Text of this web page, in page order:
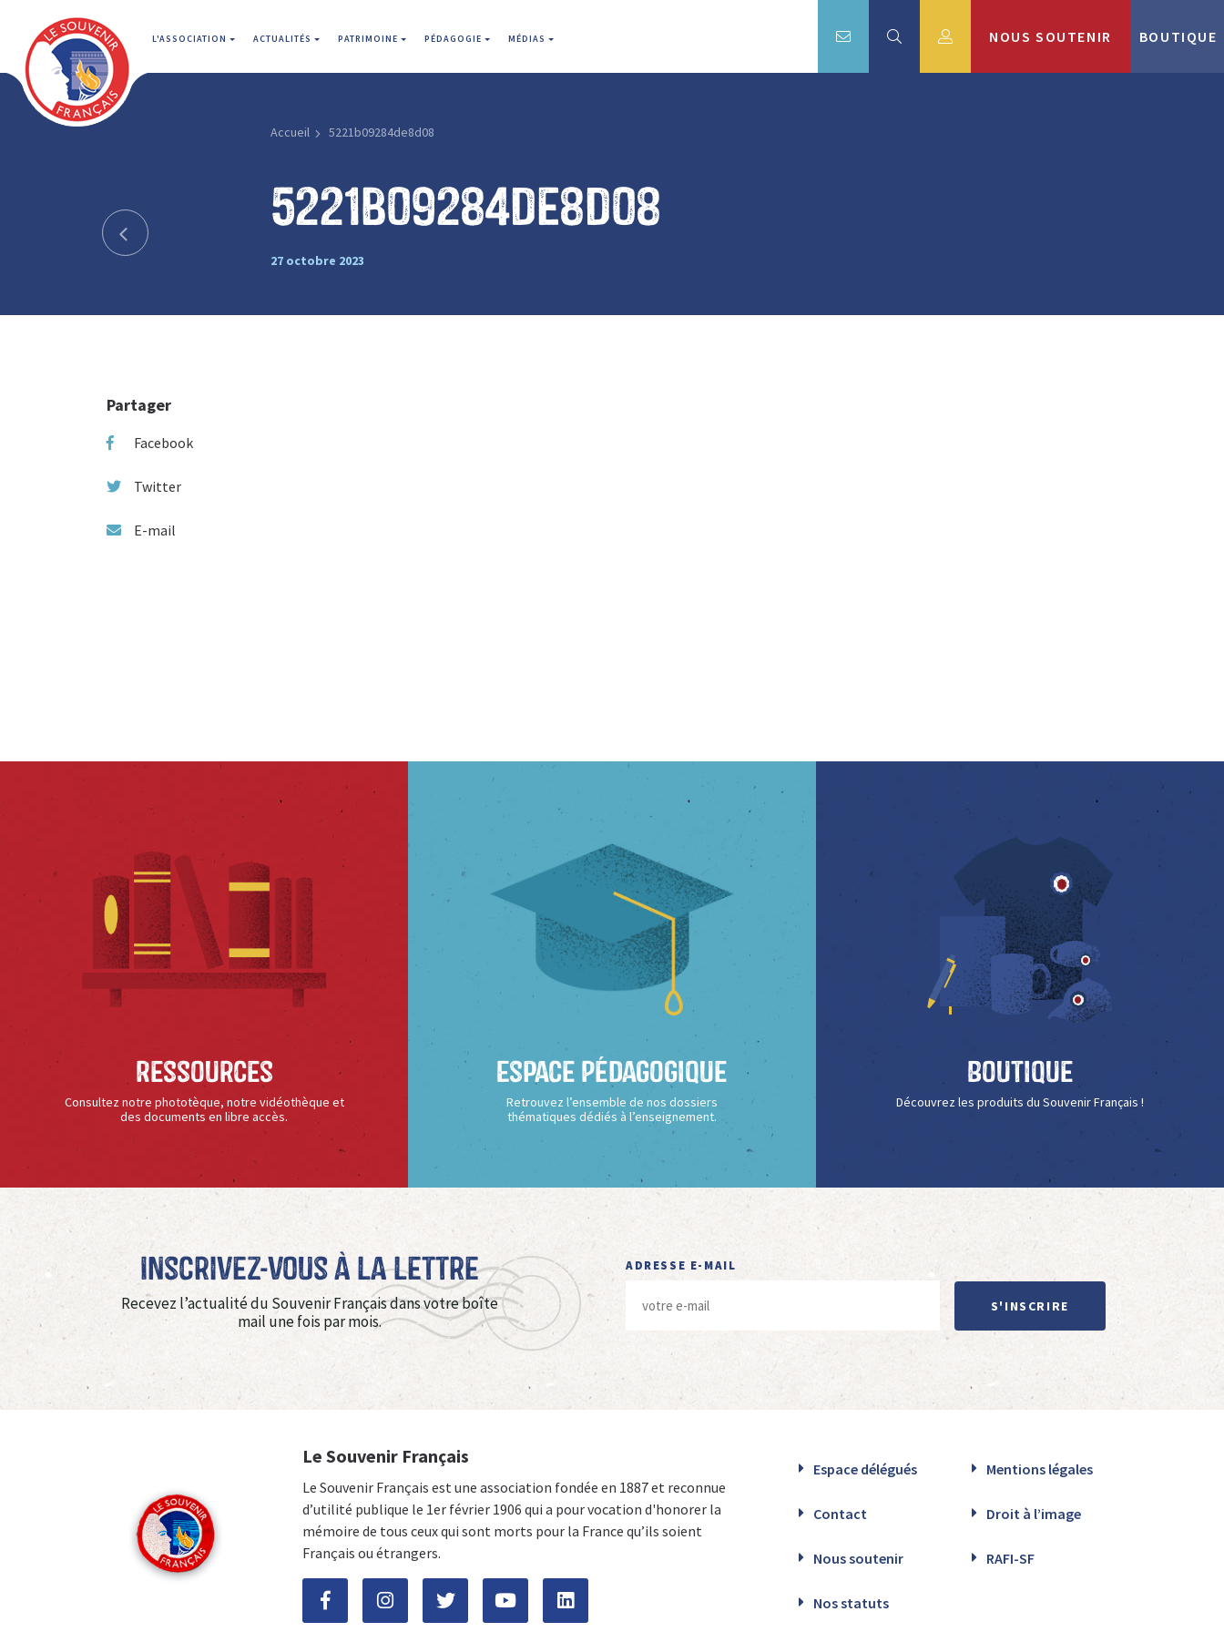
L'ASSOCIATION ACTUALITÉS PATRIMOINE PÉDAGOGIE MÉDIAS NOUS SOUTENIR BOUTIQUE
Accueil 5221b09284de8d08
5221b09284de8d08
27 octobre 2023
Partager
Facebook
Twitter
E-mail
Ressources
Consultez notre phototèque, notre vidéothèque et
des documents en libre accès.
Espace Pédagogique
Retrouvez l’ensemble de nos dossiers
thématiques dédiés à l’enseignement.
Boutique
Découvrez les produits du Souvenir Français !
Inscrivez-vous à La Lettre
Recevez l’actualité du Souvenir Français dans votre boîte
mail une fois par mois.
ADRESSE E-MAIL
S'INSCRIRE
Le Souvenir Français
Le Souvenir Français est une association fondée en 1887 et reconnue
d’utilité publique le 1er février 1906 qui a pour vocation d'honorer la
mémoire de tous ceux qui sont morts pour la France qu’ils soient
Français ou étrangers.
Espace délégués Mentions légales
Contact Droit à l’image
Nous soutenir RAFI-SF
Nos statuts